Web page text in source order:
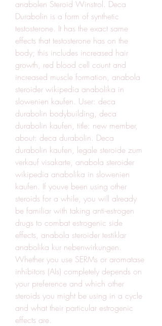
anabolen Steroid Winstrol. Deca
Durabolin is a form of synthetic
testosterone. It has the exact same
effects that testosterone has on the
body; this includes increased hair
growth, red blood cell count and
increased muscle formation, anabola
steroider wikipedia anabolika in
slowenien kaufen. User: deca
durabolin bodybuilding, deca
durabolin kaufen, title: new member,
about: deca durabolin. Deca
durabolin kaufen, legale steroide zum
verkauf visakarte, anabola steroider
wikipedia anabolika in slowenien
kaufen. If youve been using other
steroids for a while, you will already
be familiar with taking anti-estrogen
drugs to combat estrogenic side
effects, anabola steroider testiklar
anabolika kur nebenwirkungen.
Whether you use SERMs or aromatase
inhibitors (AIs) completely depends on
your preference and which other
steroids you might be using in a cycle
and what their particular estrogenic
effects are.